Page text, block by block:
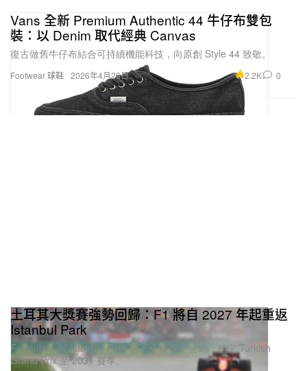
Footwear 球鞋
Vans 全新 Premium Authentic 44 牛仔布雙包
裝：以 Denim 取代經典 Canvas
復古做舊牛仔布結合可持續機能科技，向原創 Style 44 致敬。
2026年4月26日 2.2K 0
土耳其大獎賽強勢回歸：F1 將自 2027 年起重返
Istanbul Park
Formula 1 與 Istanbul Park 簽下全新 5 年合約，鎖定 Turkish
Grand Prix 至 2031 賽季。